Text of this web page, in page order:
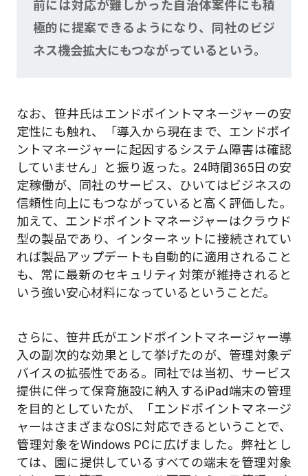
前には対応が難しかった自治体案件にも積
極的に提案できるようになり、同社のビジ
ネス機会拡大にもつながっているという。
なお、笹井氏はエンドポイントマネージャーの安
定性にも触れ、「導入から現在まで、エンドポイ
ントマネージャーに起因するシステム障害は確認
していません」と振り返った。24時間365日の安
定稼働が、同社のサービス、ひいてはビジネスの
信頼性向上にもつながっていると高く評価した。
加えて、エンドポイントマネージャーはクラウド
型の製品であり、インターネットに接続されてい
れば製品アップデートも自動的に適用されること
も、常に最新のセキュリティ対策が維持されると
いう強い安心材料になっているということだ。
さらに、笹井氏がエンドポイントマネージャー導
入の副次的な効果として挙げたのが、管理対象デ
バイスの拡張性である。同社では当初、サービス
提供に伴って保育施設に納入するiPad端末の管理
を目的としていたが、「エンドポイントマネージ
ャーはさまざまなOSに対応できるということで、
管理対象をWindows PCに広げました。弊社とし
ては、園に提供しているすべての端末を管理対象